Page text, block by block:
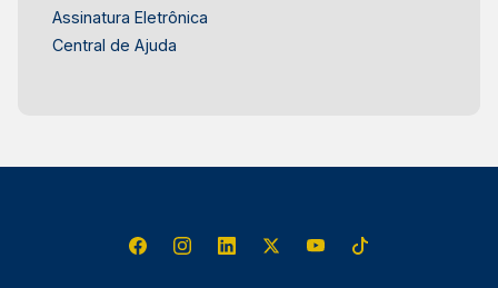
Assinatura Eletrônica
Central de Ajuda